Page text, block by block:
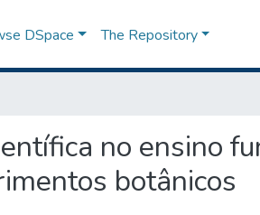
DSpace The Repository
no ensino
botânicos